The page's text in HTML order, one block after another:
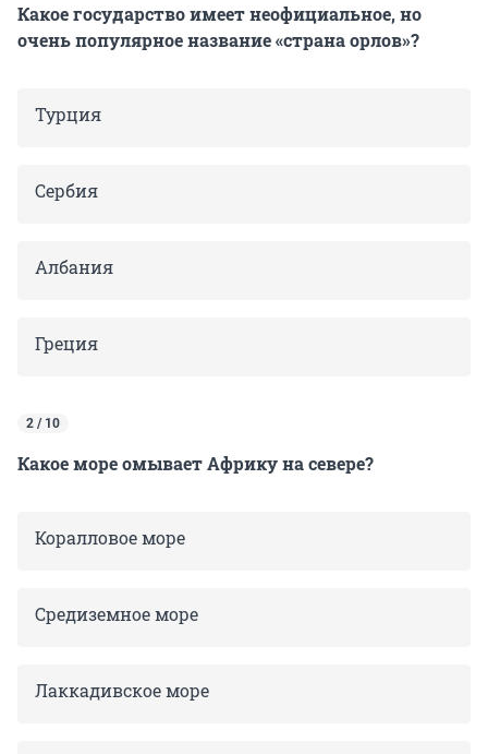
Какое государство имеет неофициальное, но
очень популярное название «страна орлов»?
Турция
Сербия
Албания
Греция
2 / 10
Какое море омывает Африку на севере?
Коралловое море
Средиземное море
Лаккадивское море